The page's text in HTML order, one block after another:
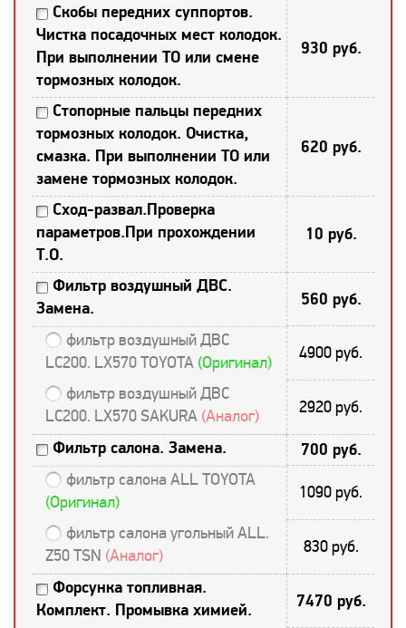
Скобы передних суппортов.
Чистка посадочных мест колодок.
При выполнении ТО или смене
тормозных колодок.
930 руб.
Стопорные пальцы передних
тормозных колодок. Очистка,
смазка. При выполнении ТО или
замене тормозных колодок.
620 руб.
Сход-развал.Проверка
параметров.При прохождении
Т.О.
10 руб.
Фильтр воздушный ДВС.
Замена.
560 руб.
фильтр воздушный ДВС
LC200. LX570 TOYOTA (Оригинал) 4900 руб.
фильтр воздушный ДВС
LC200. LX570 SAKURA (Аналог) 2920 руб.
Фильтр салона. Замена. 700 руб.
фильтр салона ALL TOYOTA
(Оригинал)
1090 руб.
фильтр салона угольный ALL.
Z50 TSN (Аналог) 830 руб.
Форсунка топливная.
Комплект. Промывка химией.
7470 руб.